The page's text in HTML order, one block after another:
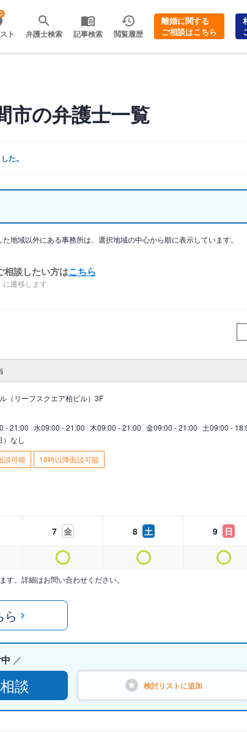
0
ト 弁護士検索 記事検索 閲覧履歴
離婚に関する
ご相談はこちら
市の弁護士一覧
た。
地域以外にある事務所は、選択地域の中心から順に表示しています。
相談したい方はこちら
に遷移します
（リーフスクエア柏ビル）3F
- 21:00 水09:00 - 21:00 木09:00 - 21:00 金09:00 - 21:00 土09:00 -
）なし
談可能 18時以降面談可能
7 金 8 土 9 日
。詳細はお問い合わせください。
ら
談 検討リストに追加